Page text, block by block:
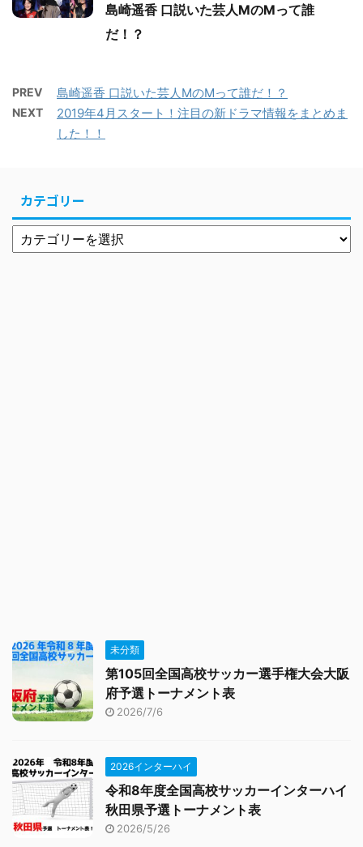
島崎遥香 口説いた芸人MのMって誰
だ！？
PREV 島崎遥香 口説いた芸人MのMって誰だ！？
NEXT
2019年4月スタート！注目の新ドラマ情報をまとめま
した！！
カテゴリー
未分類
第105回全国高校サッカー選手権大会大阪
府予選トーナメント表
2026/7/6
2026インターハイ
令和8年度全国高校サッカーインターハイ
秋田県予選トーナメント表
2026/5/26